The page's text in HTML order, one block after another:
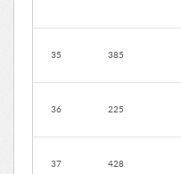
35 385
36 225
37 428